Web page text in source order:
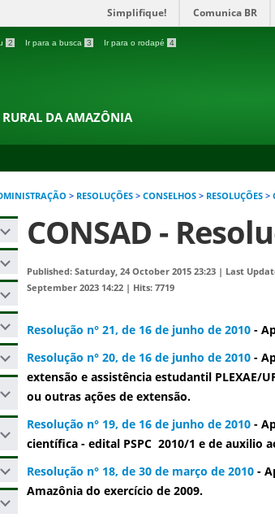
Simplifique! Comunica BR
2 Ir para a busca 3 Ir para o rodapé 4
RURAL DA AMAZÔNIA
> RESOLUÇÕES > CONSELHOS > RESOLUÇÕES >
CONSAD -
Published: Saturday, 24 October 2015 23:23 | Last
September 2023 14:22 | Hits: 7719
Resolução n° 21, de 16 de junho de 2010 -
Resolução n° 20, de 16 de junho de 2010 -
extensão e assistência estudantil PLEXAE/
ou outras ações de extensão.
Resolução n° 19, de 16 de junho de 2010 -
científica - edital PSPC 2010/1 e de auxilio
Resolução n° 18, de 30 de março de 2010 -
Amazônia do exercício de 2009.